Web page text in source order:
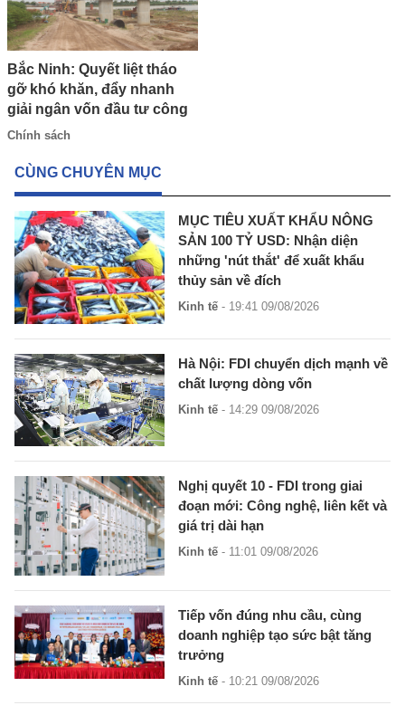
Bắc Ninh: Quyết liệt tháo
gỡ khó khăn, đẩy nhanh
giải ngân vốn đầu tư công
Chính sách
CÙNG CHUYÊN MỤC
MỤC TIÊU XUẤT KHẨU NÔNG
SẢN 100 TỶ USD: Nhận diện
những 'nút thắt' để xuất khẩu
thủy sản về đích
Kinh tế - 19:41 09/08/2026
Hà Nội: FDI chuyển dịch mạnh về
chất lượng dòng vốn
Kinh tế - 14:29 09/08/2026
Nghị quyết 10 - FDI trong giai
đoạn mới: Công nghệ, liên kết và
giá trị dài hạn
Kinh tế - 11:01 09/08/2026
Tiếp vốn đúng nhu cầu, cùng
doanh nghiệp tạo sức bật tăng
trưởng
Kinh tế - 10:21 09/08/2026